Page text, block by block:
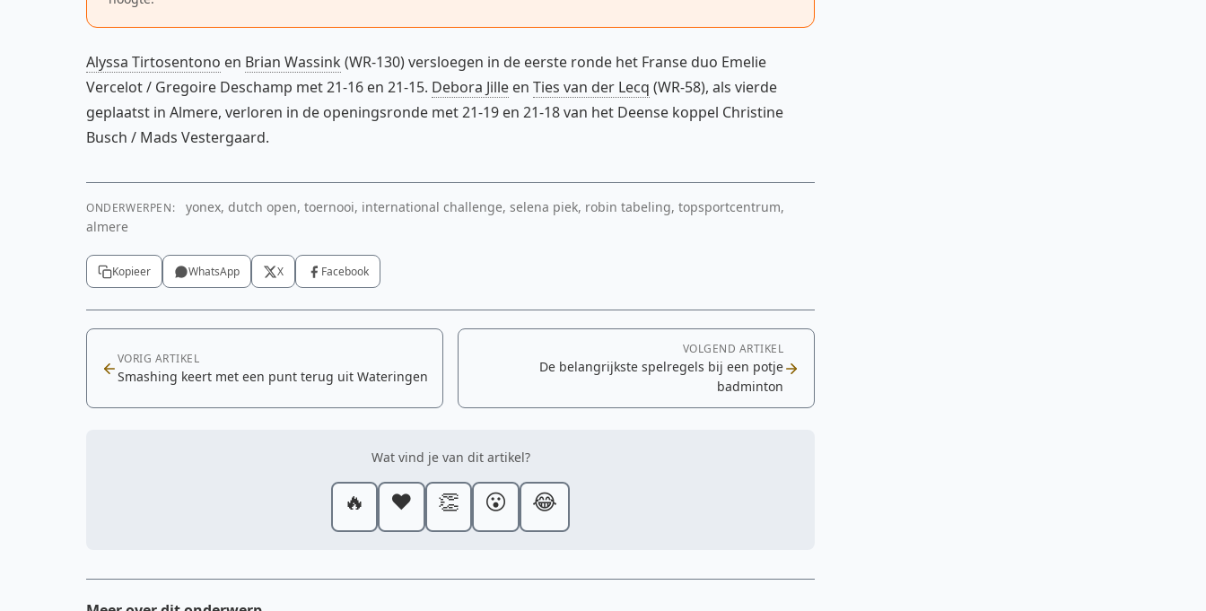
Alyssa Tirtosentono en Brian Wassink(WR-130) versloegen in de eerste ronde het Franse duo Emelie
Vercelot / Gregoire Deschamp met 21-16 en 21-15. Debora Jille en Ties van der Lecq (WR-58), als vierde
geplaatst in Almere, verloren in de openingsronde met 21-19 en 21-18 van het Deense koppel Christine
Busch / Mads Vestergaard.
ONDERWERPEN:
yonex, dutch open, toernooi, international challenge, selena piek, robin tabeling, topsportcentrum,
almere
Kopieer WhatsApp X Facebook
VORIG ARTIKEL
Smashing keert met een punt terug uit Wateringen
VOLGEND ARTIKEL
De belangrijkste spelregels bij een potje
badminton
Wat vind je van dit artikel?
🔥 ❤️ 👏 😮 😂